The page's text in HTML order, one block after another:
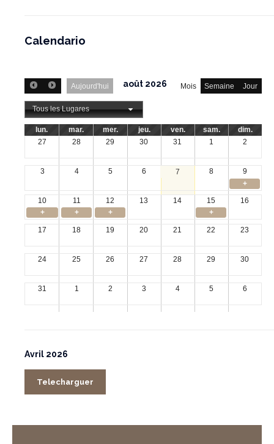
Calendario
Aujourd'hui Mois Semaine Jour
août 2026
Tous les Lugares
lun. mar. mer. jeu. ven. sam.
dim.
27
28 29 30 31 1 2
3 4 5 6 7 8
9
+
10
11 12 13 14 15
16
+
+ + +
17 18 19 20 21 22 23
24 25 26 27 28 29 30
31 1 2 3 4 5 6
Avril 2026
Telecharguer